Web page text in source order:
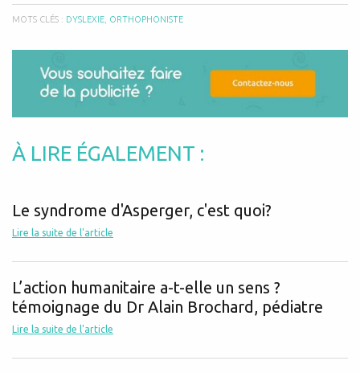
MOTS CLÉS : DYSLEXIE ORTHOPHONISTE
À LIRE ÉGALEMENT :
Le syndrome d'Asperger, c'est quoi?
Lire la suite de l'article
L’action humanitaire a-t-elle un sens ?
témoignage du Dr Alain Brochard, pédiatre
Lire la suite de l'article